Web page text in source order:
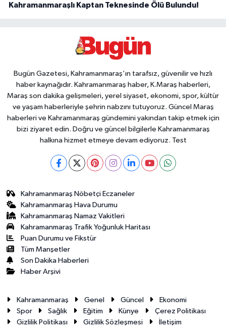
Kahramanmaraşlı Kaptan Teknesinde Ölü Bulundu!
Bugün Gazetesi, Kahramanmaraş’ın tarafsız, güvenilir ve hızlı
haber kaynağıdır. Kahramanmaraş haber, K.Maraş haberleri,
Maraş son dakika gelişmeleri, yerel siyaset, ekonomi, spor, kültür
ve yaşam haberleriyle şehrin nabzını tutuyoruz. Güncel Maraş
haberleri ve Kahramanmaraş gündemini yakından takip etmek için
bizi ziyaret edin. Doğru ve güncel bilgilerle Kahramanmaraş
halkına hizmet etmeye devam ediyoruz. Test
Kahramanmaraş Nöbetçi Eczaneler
Kahramanmaraş Hava Durumu
Kahramanmaraş Namaz Vakitleri
Kahramanmaraş Trafik Yoğunluk Haritası
Puan Durumu ve Fikstür
Tüm Manşetler
Son Dakika Haberleri
Haber Arşivi
Kahramanmaraş Genel Güncel
Ekonomi
Spor
Sağlık Eğitim Künye
Çerez Politikası
Gizlilik Politikası
Gizlilik Sözleşmesi İletişim